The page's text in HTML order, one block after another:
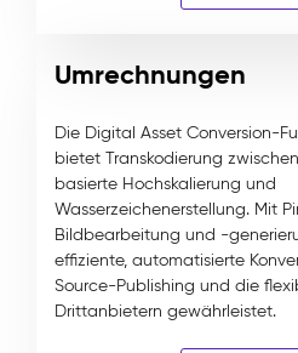
Umrechnungen
Die Digital Asset Conversion-
bietet Transkodierung
basierte Hochskalierung und
Wasserzeichenerstellung. Mit
Bildbearbeitung und -
effiziente, automatisierte
Source-Publishing und die
Drittanbietern gewährleistet.